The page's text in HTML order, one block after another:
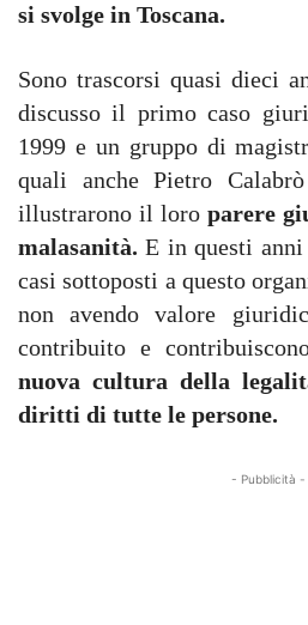
si svolge in Toscana.
Sono trascorsi quasi dieci
discusso il primo caso
1999 e un gruppo di
quali anche Pietro
illustrarono il loro parere
malasanità. E in questi
casi sottoposti a questo
non avendo valore
contribuito e
nuova cultura della
diritti di tutte le persone.
- Pubblicità -